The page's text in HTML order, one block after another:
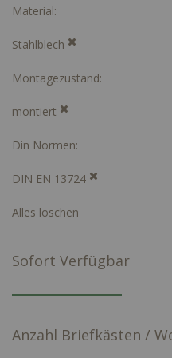
Material
Stahlblech
Montagezustand
montiert
Din Normen
DIN EN 13724
Alles löschen
Sofort Verfügbar
Anzahl Briefkästen /